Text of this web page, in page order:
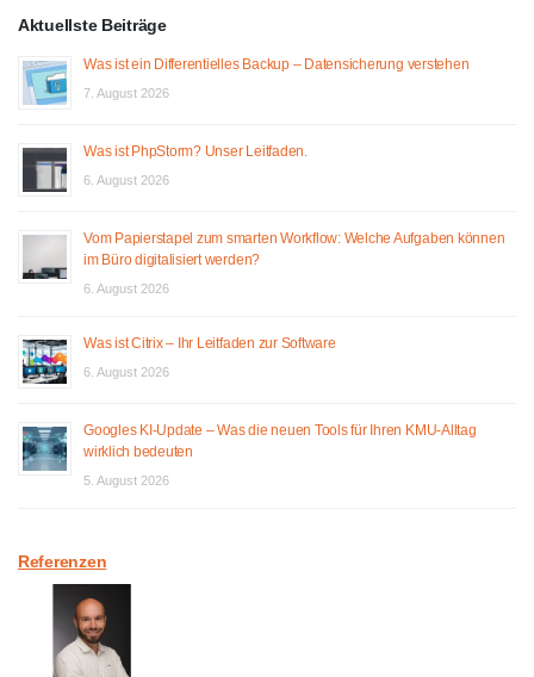
Aktuellste Beiträge
Was ist ein Differentielles Backup – Datensicherung verstehen
7. August 2026
Was ist PhpStorm? Unser Leitfaden.
6. August 2026
Vom Papierstapel zum smarten Workflow: Welche Aufgaben können
im Büro digitalisiert werden?
6. August 2026
Was ist Citrix – Ihr Leitfaden zur Software
6. August 2026
Googles KI-Update – Was die neuen Tools für Ihren KMU-Alltag
wirklich bedeuten
5. August 2026
Referenzen